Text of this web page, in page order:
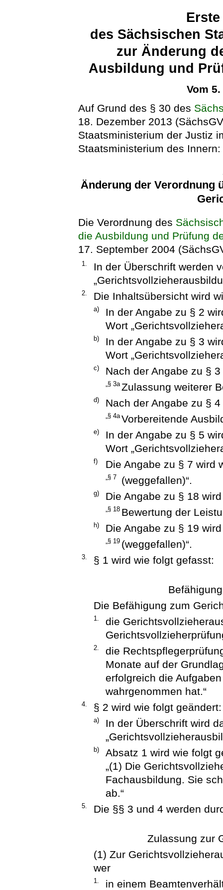
des Sächsischen
zur Änderung
Ausbildung und
Vom
Auf Grund des § 30 des
18. Dezember 2013
Staatsministerium der Justiz
Staatsministerium des Innern:
Änderung der Verordnung
Die Verordnung des
die Ausbildung und Prüfung
17. September 2004
1.
In der Überschrift werden
2. Die Inhaltsübersicht wird
a)
In der Angabe zu § 2
Wort
b)
In der Angabe zu § 3
Wort
c) Nach der Angabe zu §
„§ 3a Zulassung weiterer
d) Nach der Angabe zu §
„§ 4a Vorbereitende
e)
In der Angabe zu § 5
Wort
f) Die Angabe zu § 7 wird
„§ 7 (weggefallen)“.
g) Die Angabe zu § 18
„§ 18 Bewertung der
h) Die Angabe zu § 19
„§ 19 (weggefallen)“.
3. § 1 wird wie folgt gefasst:
Die Befähigung zum
1.
die
2.
die
Monate auf der
erfolgreich die
wahrgenommen hat.“
4. § 2 wird wie folgt geändert:
a)
In der Überschrift wird
b)
Absatz 1 wird wie folgt
„(1) Die
Fachausbildung. Sie
ab.“
5. Die §§ 3 und 4 werden
Zulassung zur
(1) Zur
wer
1.
in einem